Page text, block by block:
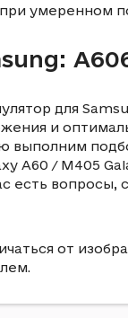
умеренном
для
и
выполним
A60 / M405
есть
от